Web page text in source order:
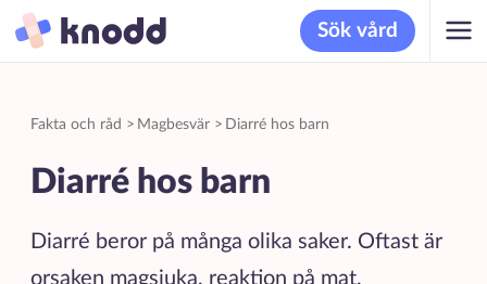
Sök vård
Fakta och råd > Magbesvär> Diarré hos barn
Diarré hos barn
Diarré beror på många olika saker. Oftast är
orsaken magsjuka, reaktion på mat,